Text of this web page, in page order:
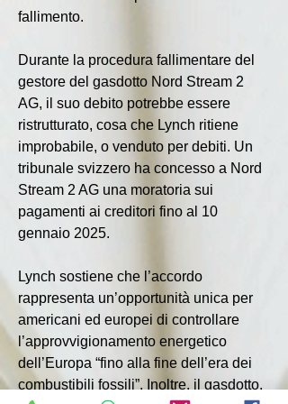
fallimento.
Durante la procedura fallimentare del
gestore del gasdotto Nord Stream 2
AG, il suo debito potrebbe essere
ristrutturato, cosa che Lynch ritiene
improbabile, o venduto per debiti. Un
tribunale svizzero ha concesso a Nord
Stream 2 AG una moratoria sui
pagamenti ai creditori fino al 10
gennaio 2025.
Lynch sostiene che l’accordo
rappresenta un’opportunità unica per
americani ed europei di controllare
l’approvvigionamento energetico
dell’Europa “fino alla fine dell’era dei
combustibili fossili”. Inoltre, il gasdotto,